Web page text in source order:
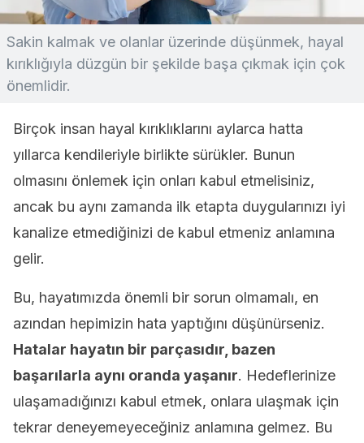
Sakin kalmak ve olanlar üzerinde düşünmek, hayal
kırıklığıyla düzgün bir şekilde başa çıkmak için çok
önemlidir.
Birçok insan hayal kırıklıklarını aylarca hatta
yıllarca kendileriyle birlikte sürükler. Bunun
olmasını önlemek için onları kabul etmelisiniz,
ancak bu aynı zamanda ilk etapta duygularınızı iyi
kanalize etmediğinizi de kabul etmeniz anlamına
gelir.
Bu, hayatımızda önemli bir sorun olmamalı, en
azından hepimizin hata yaptığını düşünürseniz.
Hatalar hayatın bir parçasıdır, bazen
başarılarla aynı oranda yaşanır. Hedeflerinize
ulaşamadığınızı kabul etmek, onlara ulaşmak için
tekrar deneyemeyeceğiniz anlamına gelmez. Bu